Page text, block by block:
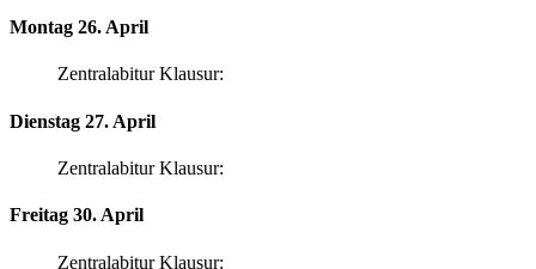
Montag 26. April
Zentralabitur Klausur:
Dienstag 27. April
Zentralabitur Klausur:
Freitag 30. April
Zentralabitur Klausur: